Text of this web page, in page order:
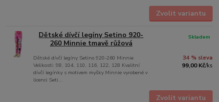
Zvolit variantu
Dětské dívčí legíny Setino 920-
260 Minnie tmavě růžová
Dětské dívčí legíny Setino 920-260 Minnie
Velikosti: 98, 104, 110, 116, 122, 128 Kvalitní
dívčí legínky s motivem myšky Minnie vyrobené v
licenci Seti...
34 % sleva
99,00 Kč/ks
Skladem
Zvolit variantu